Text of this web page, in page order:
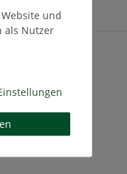
und
als Nutzer